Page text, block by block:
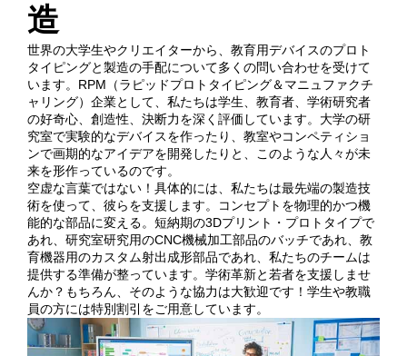
造
世界の大学生やクリエイターから、教育用デバイスのプロト
タイピングと製造の手配について多くの問い合わせを受けて
います。RPM（ラピッドプロトタイピング＆マニュファクチ
ャリング）企業として、私たちは学生、教育者、学術研究者
の好奇心、創造性、決断力を深く評価しています。大学の研
究室で実験的なデバイスを作ったり、教室やコンペティショ
ンで画期的なアイデアを開発したりと、このような人々が未
来を形作っているのです。
空虚な言葉ではない！具体的には、私たちは最先端の製造技
術を使って、彼らを支援します。コンセプトを物理的かつ機
能的な部品に変える。短納期の3Dプリント・プロトタイプで
あれ、研究室研究用のCNC機械加工部品のバッチであれ、教
育機器用のカスタム射出成形部品であれ、私たちのチームは
提供する準備が整っています。学術革新と若者を支援しませ
んか？もちろん、そのような協力は大歓迎です！学生や教職
員の方には特別割引をご用意しています。